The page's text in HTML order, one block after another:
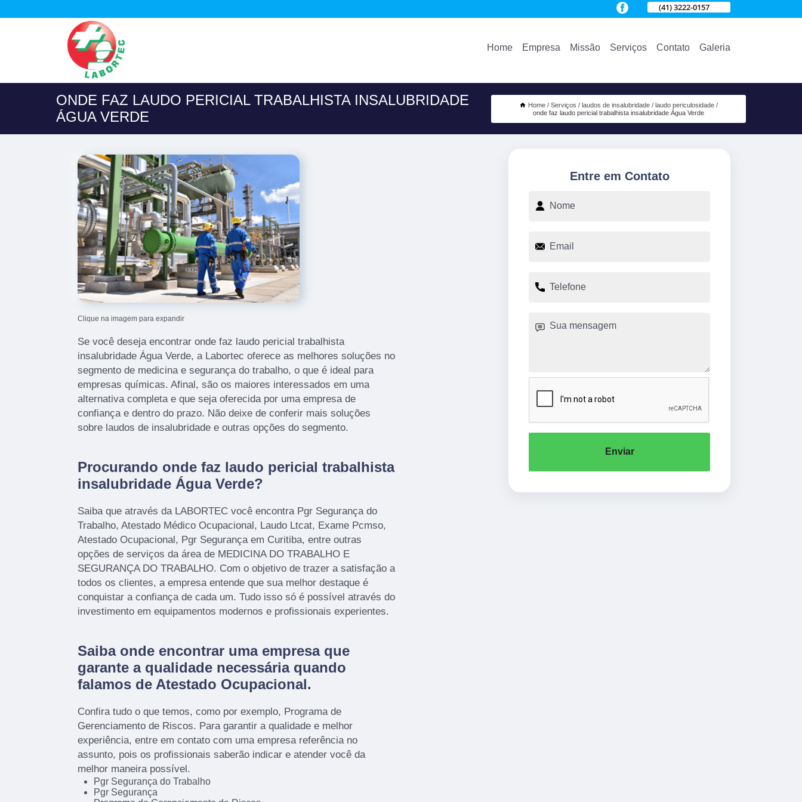
(41) 3222-0157
Home Empresa Missão Serviços Contato Galeria
ONDE FAZ LAUDO PERICIAL TRABALHISTA INSALUBRIDADE
ÁGUA VERDE
Home Serviços laudos de insalubridade
laudo periculosidade
onde faz laudo pericial trabalhista insalubridade Água Verde
Clique na imagem para expandir
Se você deseja encontrar onde faz laudo pericial trabalhista
insalubridade Água Verde, a Labortec oferece as melhores soluções no
segmento de medicina e segurança do trabalho, o que é ideal para
empresas químicas. Afinal, são os maiores interessados em uma
alternativa completa e que seja oferecida por uma empresa de
confiança e dentro do prazo. Não deixe de conferir mais soluções
sobre laudos de insalubridade e outras opções do segmento.
Procurando onde faz laudo pericial trabalhista
insalubridade Água Verde?
Saiba que através da LABORTEC você encontra Pgr Segurança do
Trabalho, Atestado Médico Ocupacional, Laudo Ltcat, Exame Pcmso,
Atestado Ocupacional, Pgr Segurança em Curitiba, entre outras
opções de serviços da área de MEDICINA DO TRABALHO E
SEGURANÇA DO TRABALHO. Com o objetivo de trazer a satisfação a
todos os clientes, a empresa entende que sua melhor destaque é
conquistar a confiança de cada um. Tudo isso só é possível através do
investimento em equipamentos modernos e profissionais experientes.
Saiba onde encontrar uma empresa que
garante a qualidade necessária quando
falamos de Atestado Ocupacional.
Confira tudo o que temos, como por exemplo, Programa de
Gerenciamento de Riscos. Para garantir a qualidade e melhor
experiência, entre em contato com uma empresa referência no
assunto, pois os profissionais saberão indicar e atender você da
melhor maneira possível.
Pgr Segurança do Trabalho
Pgr Segurança
Entre em Contato
Enviar